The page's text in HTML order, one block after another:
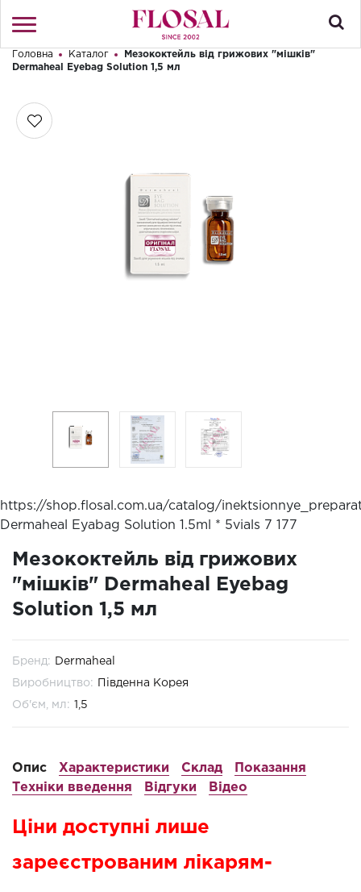
Увійти / Реєстрація
КАТАЛОГ
ДОСТАВКА І ОПЛАТА
Привіт! Що Ви шукаєте?
Головна Каталог
Мезококтейль від грижових "мішків"
Dermaheal Eyebag Solution 1,5 мл
https://shop.flosal.com.ua/catalog/
Dermaheal Eyabag Solution 1.5ml * 5vials 7 177
Мезококтейль від грижових
"мішків" Dermaheal Eyebag
Solution 1,5 мл
Бренд: Dermaheal
Виробництво: Південна Корея
Об'єм, мл: 1,5
Опис Характеристики Склад
Показання
Техніки введення
Відгуки Відео
Ціни доступні лише
зареєстрованим лікарям-